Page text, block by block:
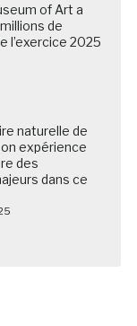
of Art a
de
l’exercice 2025
naturelle de
expérience
des
dans ce